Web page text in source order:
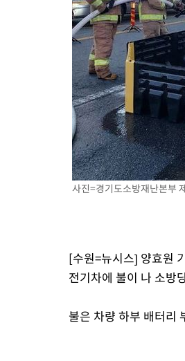
[속보]코스닥, 55.66포인트
대포통장 107개로 불법도박
[속보]이 대통령 "2028년 중
으로 임시 배치해 산단 조기 착공"
포항스틸야드 관중석 천장
[속보]'전장연 시위' 1호선 용산
[속보]코스닥 지수 5%대 급등
[속보]원·달러 환율, 오전 9시
[속보]코스닥, 8.85포인트
[속보]코스피, 47.56포인트
[속보]지하철 1호선 상행선 용산역
이집트, 가자 협상 당사자들에게
트럼프, 이란 추가 요구에 "저강
사진=경기도소방재난본부
[수원=뉴시스] 양효원
전기차에 불이 나 소방
불은 차량 하부 배터리